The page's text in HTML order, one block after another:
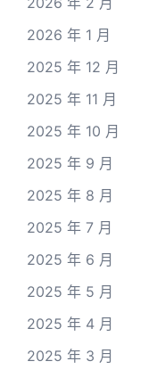
2026 年 1 月
2025 年 12 月
2025 年 11 月
2025 年 10 月
2025 年 9 月
2025 年 8 月
2025 年 7 月
2025 年 6 月
2025 年 5 月
2025 年 4 月
2025 年 3 月